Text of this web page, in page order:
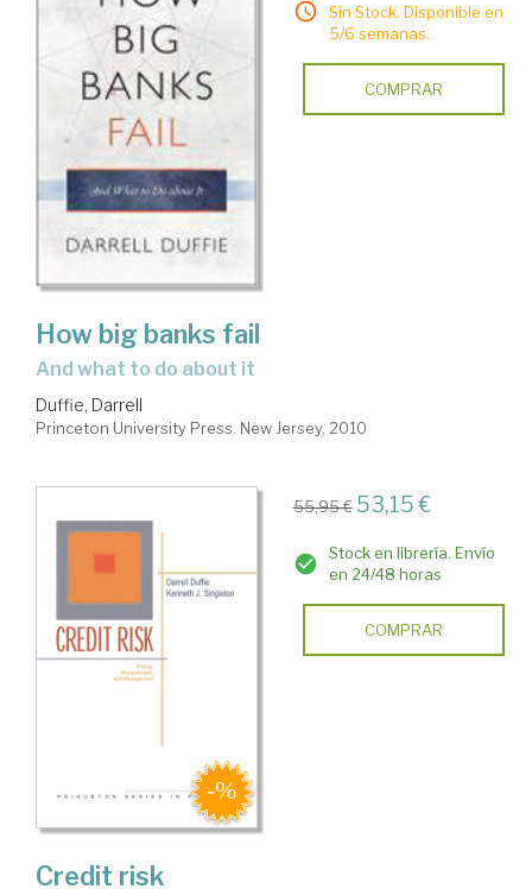
Sin Stock. Disponible en
5/6 semanas.
COMPRAR
How big banks fail
and what to do about it
Duffie, Darrell
Princeton University Press. New Jersey, 2010
55,95 € 53,15 €
Stock en librería. Envío
en 24/48 horas
COMPRAR
Credit risk